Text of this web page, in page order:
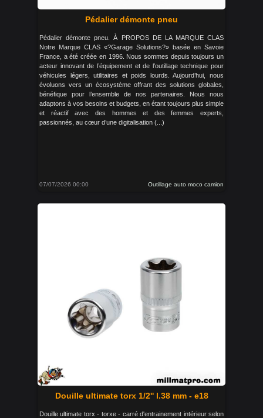
Pédalier démonte pneu
Pédalier démonte pneu. À PROPOS DE LA MARQUE CLAS
Notre Marque CLAS «?Garage Solutions?» basée en Savoie
France, a été créée en 1996. Nous sommes depuis toujours un
acteur innovant de l’équipement et de l’outillage technique pour
véhicules légers, utilitaires et poids lourds. Aujourd’hui, nous
évoluons vers un écosystème offrant des solutions globales,
bénéfique pour l’ensemble de nos partenaires. Nous nous
adaptons à vos besoins et budgets, en étant toujours plus simple
et réactif avec des hommes et des femmes experts,
passionnés, au cœur d’une digitalisation (...)
07/07/2026 00:00 Outillage auto moco camion
Douille ultimate torx 1/2'' l.38 mm - e18
Douille ultimate torx - torxe - carré d'entrainement intérieur selon